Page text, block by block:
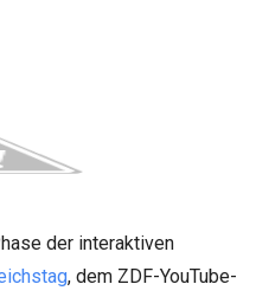
der interaktiven
, dem ZDF-YouTube-